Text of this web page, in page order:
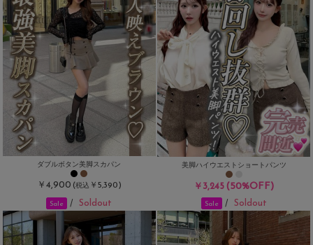
ダブルボタン美脚スカパン
￥4,900 (税込 ￥5,390)
美脚ハイウエストショートパンツ
￥3,245(50%OFF)
Sale /Soldout Sale / Soldout